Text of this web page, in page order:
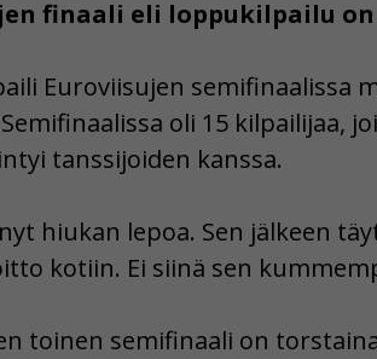
finaali eli loppukilpailu
Euroviisujen semifinaalissa
oli 15 kilpailijaa,
tanssijoiden kanssa.
hiukan lepoa. Sen jälkeen
kotiin. Ei siinä sen
toinen semifinaali on